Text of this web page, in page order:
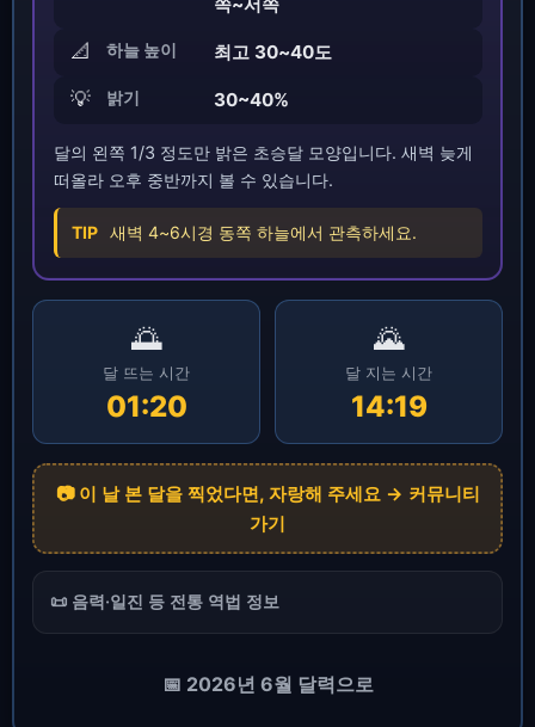
📐 하늘 높이 최고 30~40도
💡 밝기 30~40%
달의 왼쪽 1/3 정도만 밝은 초승달 모양입니다. 새벽 늦게
떠올라 오후 중반까지 볼 수 있습니다.
TIP 새벽 4~6시경 동쪽 하늘에서 관측하세요.
🌅
달 뜨는 시간
01:20
🌄
달 지는 시간
14:19
📷 이 날 본 달을 찍었다면, 자랑해 주세요 → 커뮤니티
가기
📜 음력·일진 등 전통 역법 정보
📅 2026년 6월 달력으로